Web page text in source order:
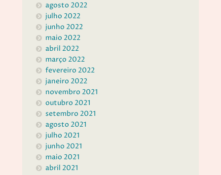
agosto 2022
julho 2022
junho 2022
maio 2022
abril 2022
março 2022
fevereiro 2022
janeiro 2022
novembro 2021
outubro 2021
setembro 2021
agosto 2021
julho 2021
junho 2021
maio 2021
abril 2021